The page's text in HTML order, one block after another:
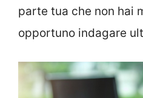
parte tua che non hai
opportuno indagare